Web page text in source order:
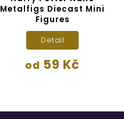
Metalfigs Diecast Mini
Figures
od 59 Kč
Detail